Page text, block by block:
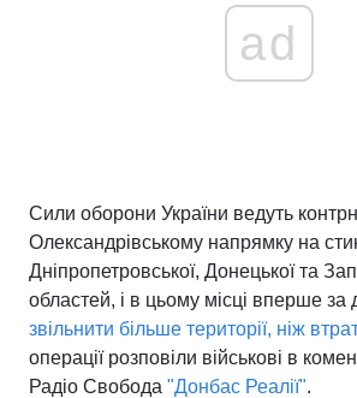
Україна Політика
Економіка Світ
Спорт Наука
Техно і зв'язок Лайт
ad
Сили оборони України ведуть
Олександрівському напрямку на
Дніпропетровської, Донецької та
областей, і в цьому місці вперше за
звільнити більше території, ніж
операції розповіли військові в
Радіо Свобода "Донбас Реалії".